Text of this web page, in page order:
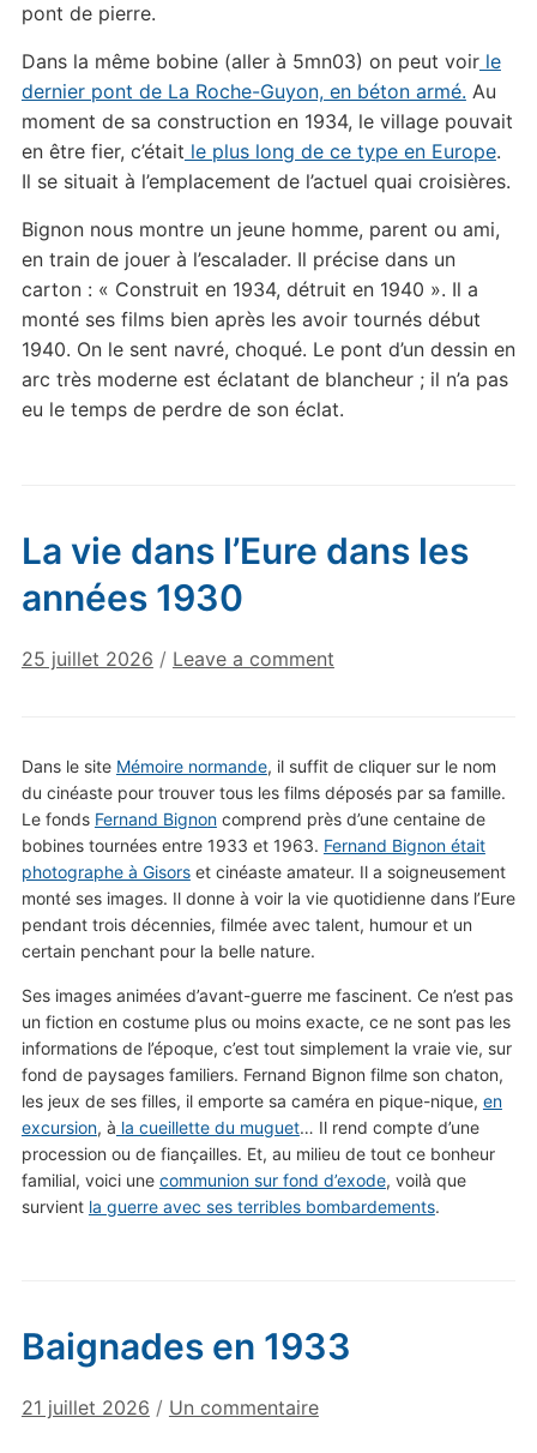
pont de pierre.
Dans la même bobine (aller à 5mn03) on peut voirle
dernier pont de La Roche-Guyon, en béton armé. Au
moment de sa construction en 1934, le village pouvait
en être fier, c’était le plus long de ce type en Europe.
Il se situait à l’emplacement de l’actuel quai croisières.
Bignon nous montre un jeune homme, parent ou ami,
en train de jouer à l’escalader. Il précise dans un
carton : « Construit en 1934, détruit en 1940 ». Il a
monté ses films bien après les avoir tournés début
1940. On le sent navré, choqué. Le pont d’un dessin en
arc très moderne est éclatant de blancheur ; il n’a pas
eu le temps de perdre de son éclat.
La vie dans l’Eure dans les
années 1930
25 juillet 2026 / Leave a comment
Dans le site Mémoire normande, il suffit de cliquer sur le nom
du cinéaste pour trouver tous les films déposés par sa famille.
Le fonds Fernand Bignoncomprend près d’une centaine de
bobines tournées entre 1933 et 1963. Fernand Bignon était
photographe à Gisorset cinéaste amateur. Il a soigneusement
monté ses images. Il donne à voir la vie quotidienne dans l’Eure
pendant trois décennies, filmée avec talent, humour et un
certain penchant pour la belle nature.
Ses images animées d’avant-guerre me fascinent. Ce n’est pas
un fiction en costume plus ou moins exacte, ce ne sont pas les
informations de l’époque, c’est tout simplement la vraie vie, sur
fond de paysages familiers. Fernand Bignon filme son chaton,
les jeux de ses filles, il emporte sa caméra en pique-nique, en
excursion, à la cueillette du muguet… Il rend compte d’une
procession ou de fiançailles. Et, au milieu de tout ce bonheur
familial, voici une communion sur fond d’exode, voilà que
survient la guerre avec ses terribles bombardements.
Baignades en 1933
21 juillet 2026 / Un commentairesur